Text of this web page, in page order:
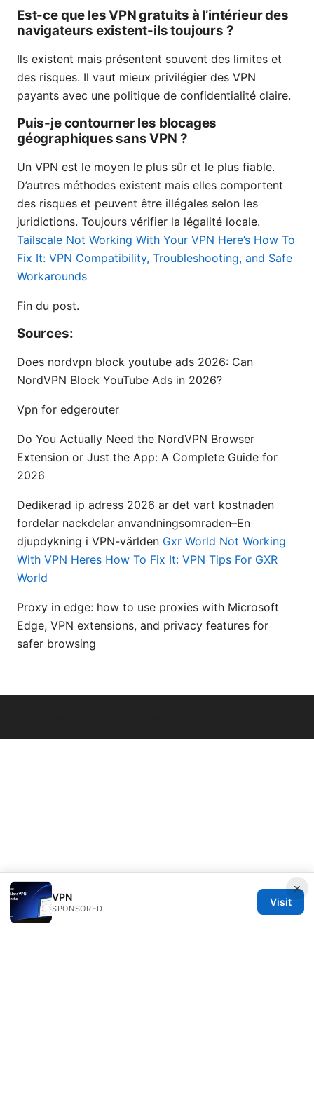
Est-ce que les VPN gratuits à l’intérieur des
navigateurs existent-ils toujours ?
Ils existent mais présentent souvent des limites et
des risques. Il vaut mieux privilégier des VPN
payants avec une politique de confidentialité claire.
Puis-je contourner les blocages
géographiques sans VPN ?
Un VPN est le moyen le plus sûr et le plus fiable.
D’autres méthodes existent mais elles comportent
des risques et peuvent être illégales selon les
juridictions. Toujours vérifier la légalité locale.
Tailscale Not Working With Your VPN Here’s How To
Fix It: VPN Compatibility, Troubleshooting, and Safe
Workarounds
Fin du post.
Sources:
Does nordvpn block youtube ads 2026: Can
NordVPN Block YouTube Ads in 2026?
Vpn for edgerouter
Do You Actually Need the NordVPN Browser
Extension or Just the App: A Complete Guide for
2026
Dedikerad ip adress 2026 ar det vart kostnaden
fordelar nackdelar anvandningsomraden–En
djupdykning i VPN-världen Gxr World Not Working
With VPN Heres How To Fix It: VPN Tips For GXR
World
Proxy in edge: how to use proxies with Microsoft
Edge, VPN extensions, and privacy features for
safer browsing
×
VPN
SPONSORED
Visit